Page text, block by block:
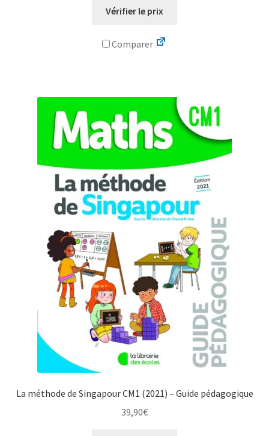
Vérifier le prix
Comparer
La méthode de Singapour CM1 (2021) – Guide pédagogique
39,90€